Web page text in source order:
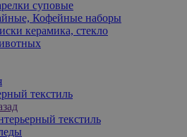
суповые
Кофейные наборы
керамика, стекло
текстиль
текстиль